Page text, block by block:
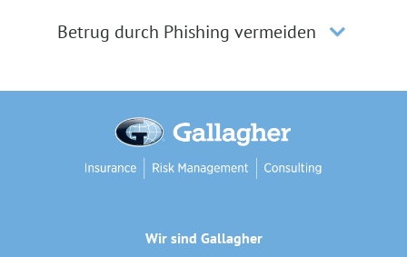
Betrug durch Phishing vermeiden
Wir sind Gallagher